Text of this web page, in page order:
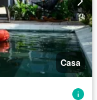
Casa